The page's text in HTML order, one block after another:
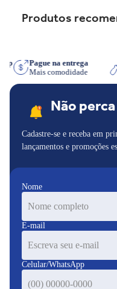
Produtos
Pague na entrega
Mais comodidade
Não
Cadastre-se e receba em
lançamentos e promoções
Nome
E-mail
Celular/WhatsApp